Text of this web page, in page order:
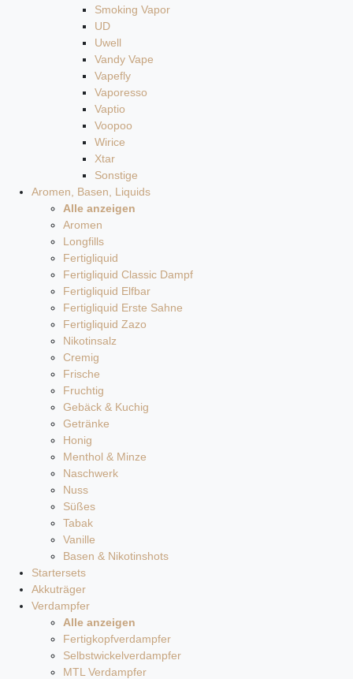
Smoking Vapor
UD
Uwell
Vandy Vape
Vapefly
Vaporesso
Vaptio
Voopoo
Wirice
Xtar
Sonstige
Aromen, Basen, Liquids
Alle anzeigen
Aromen
Longfills
Fertigliquid
Fertigliquid Classic Dampf
Fertigliquid Elfbar
Fertigliquid Erste Sahne
Fertigliquid Zazo
Nikotinsalz
Cremig
Frische
Fruchtig
Gebäck & Kuchig
Getränke
Honig
Menthol & Minze
Naschwerk
Nuss
Süßes
Tabak
Vanille
Basen & Nikotinshots
Startersets
Akkuträger
Verdampfer
Alle anzeigen
Fertigkopfverdampfer
Selbstwickelverdampfer
MTL Verdampfer